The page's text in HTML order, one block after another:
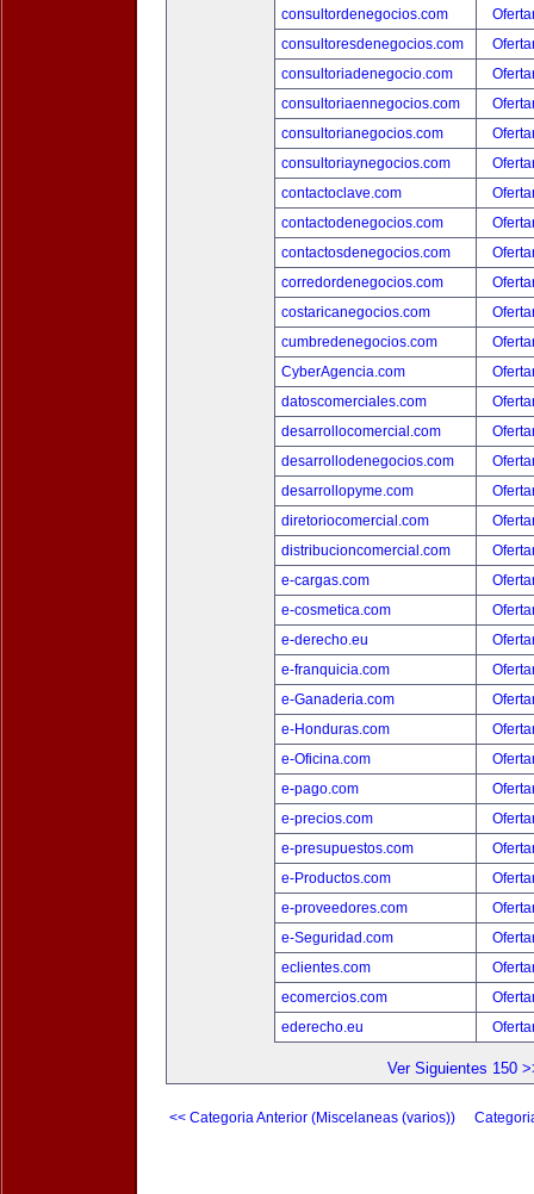
consultordenegocios.com
consultoresdenegocios.com
consultoriadenegocio.com
consultoriaennegocios.com
consultorianegocios.com
consultoriaynegocios.com
contactoclave.com
contactodenegocios.com
contactosdenegocios.com
corredordenegocios.com
costaricanegocios.com
cumbredenegocios.com
CyberAgencia.com
datoscomerciales.com
desarrollocomercial.com
desarrollodenegocios.com
desarrollopyme.com
diretoriocomercial.com
distribucioncomercial.com
e-cargas.com
e-cosmetica.com
e-derecho.eu
e-franquicia.com
e-Ganaderia.com
e-Honduras.com
e-Oficina.com
e-pago.com
e-precios.com
e-presupuestos.com
e-Productos.com
e-proveedores.com
e-Seguridad.com
eclientes.com
ecomercios.com
ederecho.eu
Ver Siguientes 150
<< Categoria Anterior (Miscelaneas (varios))